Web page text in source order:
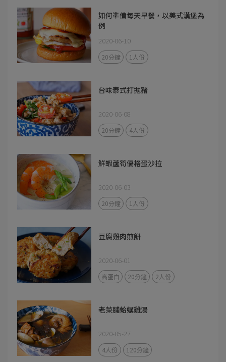
如何準備每天早餐，以美式漢堡為
例
2020-06-10
20分鐘 1人份
台味泰式打拋豬
2020-06-08
20分鐘 4人份
鮮蝦蘆筍優格蛋沙拉
2020-06-03
20分鐘 1人份
豆腐雞肉煎餅
2020-06-01
高蛋白 20分鐘 2人份
老菜脯蛤蠣雞湯
2020-05-27
4人份 120分鐘